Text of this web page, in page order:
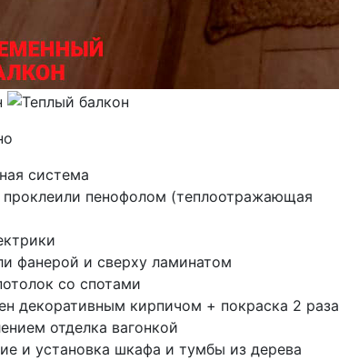
система
проклеили пенофолом (теплоотражающая
фанерой и сверху ламинатом
со спотами
декоративным кирпичом + покраска 2 раза
отделка вагонкой
и установка шкафа и тумбы из дерева